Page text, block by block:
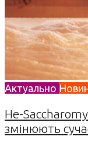
Актуально
Не-
змінюють